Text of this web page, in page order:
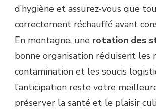
d’hygiène et assurez-vous que
correctement réchauffé avant
En montagne, une rotation des
bonne organisation réduisent les
contamination et les soucis
l’anticipation reste votre
préserver la santé et le plaisir